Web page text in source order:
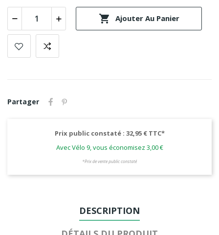
 Ajouter Au Panier
Partager
Prix public constaté : 32,95 € TTC*
Avec Vélo 9, vous économisez 3,00 €
*Prix de vente public constaté
DESCRIPTION